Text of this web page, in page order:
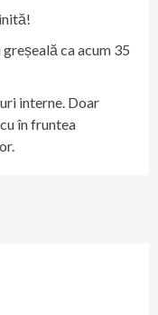
ca acum 35
interne. Doar
în fruntea